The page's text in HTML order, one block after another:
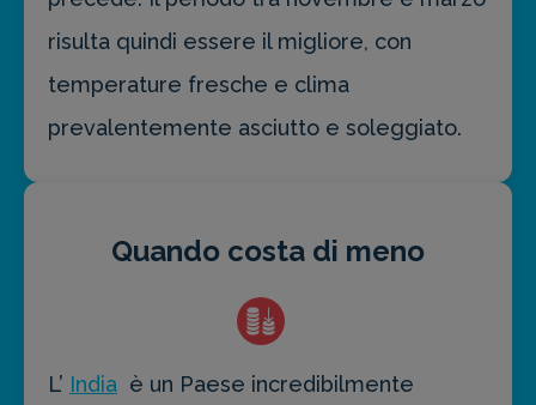
risulta quindi essere il migliore, con
temperature fresche e clima
prevalentemente asciutto e soleggiato.
Quando costa di meno
L’ India è un Paese incredibilmente